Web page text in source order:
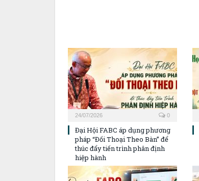
24/07/2026 0
Đại Hội FABC áp dụng phương
pháp “Đối Thoại Theo Bàn” để
thúc đẩy tiến trình phân định
hiệp hành